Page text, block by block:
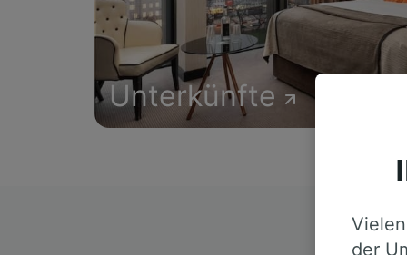
Unterkünfte
der